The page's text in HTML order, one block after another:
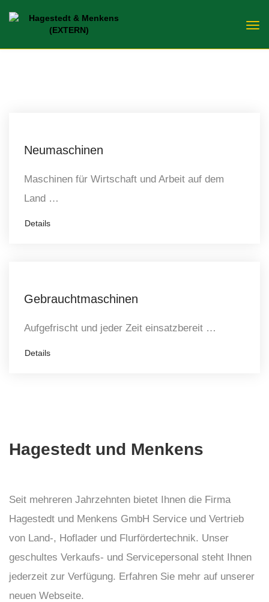
Neumaschinen
Maschinen für Wirtschaft und Arbeit auf dem
Land …
Details
Gebrauchtmaschinen
Aufgefrischt und jeder Zeit einsatzbereit …
Details
Hagestedt und Menkens
Seit mehreren Jahrzehnten bietet Ihnen die Firma
Hagestedt und Menkens GmbH Service und Vertrieb
von Land-, Hoflader und Flurfördertechnik. Unser
geschultes Verkaufs- und Servicepersonal steht Ihnen
jederzeit zur Verfügung. Erfahren Sie mehr auf unserer
neuen Webseite.